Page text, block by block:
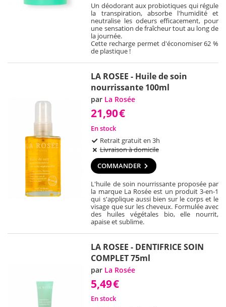
Un déodorant aux probiotiques qui régule
la transpiration, absorbe l'humidité et
neutralise les odeurs efficacement, pour
une sensation de fraîcheur tout au long de
la journée.
Cette recharge permet d'économiser 62 %
de plastique !
LA ROSEE - Huile de soin
nourrissante 100ml
par La Rosée
21,90€
En stock
Retrait gratuit en 3h
Livraison à domicile
COMMANDER
L'huile de soin nourrissante proposée par
la marque La Rosée est un produit 3-en-1
qui s'applique aussi bien sur le corps et le
visage que sur les cheveux. Formulée avec
des huiles végétales bio, elle nourrit,
apaise et sublime.
LA ROSEE - DENTIFRICE SOIN
COMPLET 75ml
par La Rosée
5,49€
En stock